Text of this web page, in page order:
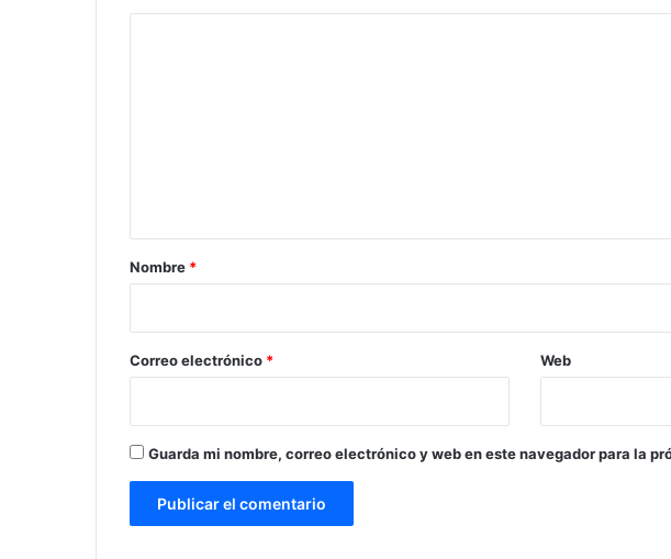
r
*
Nombre *
Correo electrónico * Web
Guarda mi nombre, correo electrónico y web en este navegador para la